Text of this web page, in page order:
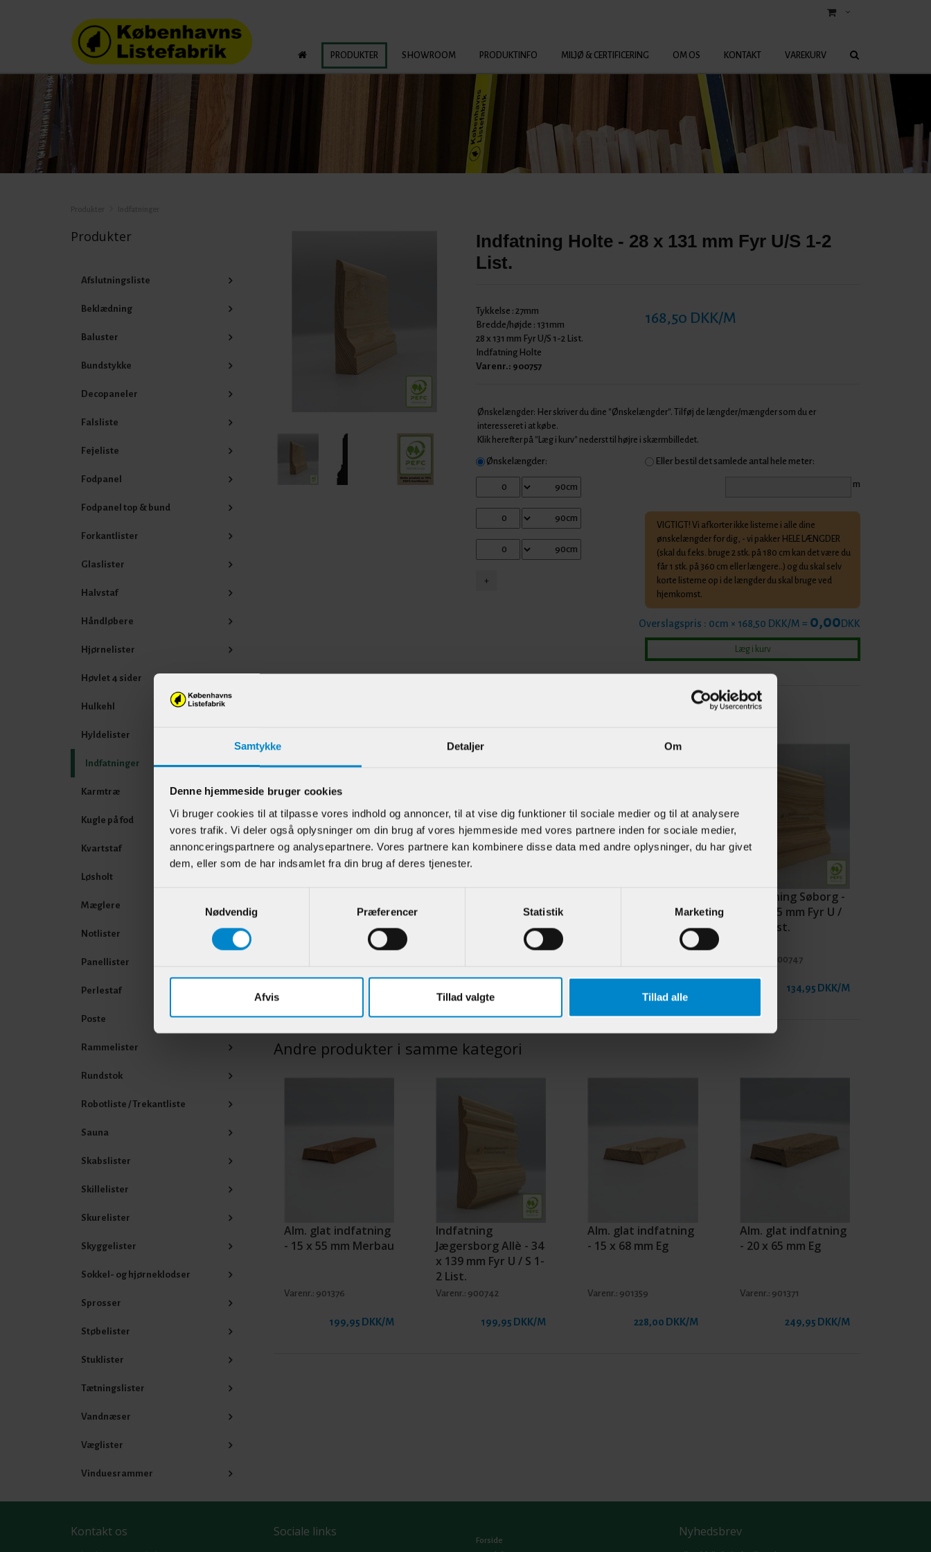
Samtykke Detaljer Om
Denne hjemmeside bruger cookies
Vi bruger cookies til at tilpasse vores indhold og annoncer, til at vise dig funktioner til sociale medier og til at analysere
vores trafik. Vi deler også oplysninger om din brug af vores hjemmeside med vores partnere inden for sociale medier,
annonceringspartnere og analysepartnere. Vores partnere kan kombinere disse data med andre oplysninger, du har givet
dem, eller som de har indsamlet fra din brug af deres tjenester.
Nødvendig
Præferencer Statistik Marketing
Afvis Tillad valgte Tillad alle
PRODUKTER SHOWROOM PRODUKTINFO MILJØ & CERTIFICERING OM OS KONTAKT VAREKURV
Produkter
Afslutningsliste
Beklædning
Baluster
Bundstykke
Decopaneler
Falsliste
Fejeliste
Fodpanel
Fodpanel top & bund
Forkantlister
Glaslister
Halvstaf
Håndløbere
Hjørnelister
Høvlet 4 sider
Hulkehl
Hyldelister
Indfatninger
Karmtræ
Kugle på fod
Kvartstaf
Løsholt
Mæglere
Notlister
Panellister
Perlestaf
Poste
Rammelister
Rundstok
Robotliste / Trekantliste
Sauna
Skabslister
Skillelister
Skurelister
Skyggelister
Sokkel- og hjørneklodser
Sprosser
Støbelister
Stuklister
Tætningslister
Vandnæser
Væglister
Vinduesrammer
Indfatning Holte - 28 x 131 mm Fyr U/S 1-2
List.
Tykkelse : 27mm
Bredde/højde : 131mm
28 x 131 mm Fyr U/S 1-2 List.
Indfatning Holte
Varenr.: 900757
168,50 DKK/M
Ønskelængder: Her skriver du dine "Ønskelængder". Tilføj de længder/mængder som du er
interesseret i at købe.
Klik herefter på "Læg i kurv" nederst til højre i skærmbilledet.
Ønskelængder: Eller bestil det samlede antal hele meter:
m
VIGTIGT! Vi afkorter ikke listerne i alle dine
ønskelængder for dig, - vi pakker HELE LÆNGDER
(skal du f.eks. bruge 2 stk. på 180 cm kan det være du
får 1 stk. på 360 cm eller længere..) og du skal selv
korte listerne op i de længder du skal bruge ved
hjemkomst.
Overslagspris : 0cm × 168,50 DKK/M = 0,00DKK
Vesterbro - 21 x 90
mm Fyr U / S 1-2 List.
"Vesterbro" - 21 x
90 mm Hvidmalet
- 33 x 143 mm Fyr U /
Indfatning Søborg -
21 x 125 mm Fyr U /
S 1-2 List.
900747
134,95 DKK/M
Andre produkter i samme kategori
Alm. glat indfatning
- 15 x 55 mm Merbau
Varenr.: 901376
199,95 DKK/M
Indfatning
Jægersborg Allè - 34
x 139 mm Fyr U / S 1-
2 List.
Varenr.: 900742
199,95 DKK/M
Alm. glat indfatning
- 15 x 68 mm Eg
Varenr.: 901359
228,00 DKK/M
Alm. glat indfatning
- 20 x 65 mm Eg
Varenr.: 901371
249,95 DKK/M
Kontakt os Sociale links
Forside
Nyhedsbrev